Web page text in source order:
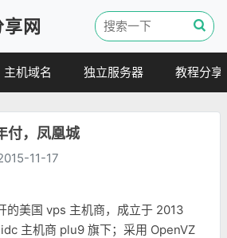
网
主机域名
拟主机
独立服务器 教程分享
付，凤凰城
11-17
的美国 vps 主机商，成立于 2013
主机商 plu9 旗下；采用 OpenVZ